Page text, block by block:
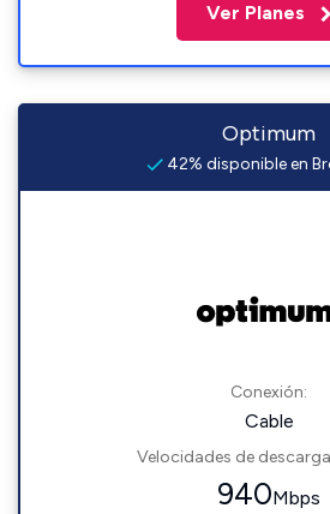
Ver Planes
Optimum
42% disponible en
Conexión:
Cable
Velocidades de
940Mbps